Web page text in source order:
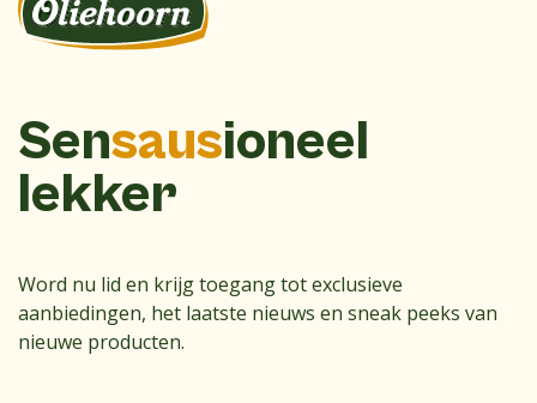
Sensausioneel
lekker
Word nu lid en krijg toegang tot exclusieve
aanbiedingen, het laatste nieuws en sneak peeks van
nieuwe producten.